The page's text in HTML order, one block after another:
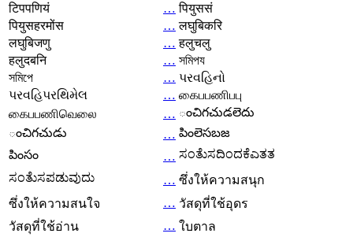
टिपपणियं
… पियुससं
पियुसहरमोंस
… लघुबिकरि
लघुबिजणु
… हलुचलु
हलुदबनि
… সমিপয
সমিপে
… પરવહિનો
પરવહિપરથિમેલ
… கைபபணிபபு
கைபபணிவெலை
… ంచిగచుడలెదు
ంచిగచుడు
… పింలెసబజ
పింసం
… ಸಂತೆುಸದಿಂದಕೆಎತತ
ಸಂತೆುಸಪಡುವುದು
… ซึ่งให้ความสนุก
ซึ่งให้ความสนใจ
… วัสดุที่ใช้อุดร
วัสดุที่ใช้อ่าน
… ใบตาล